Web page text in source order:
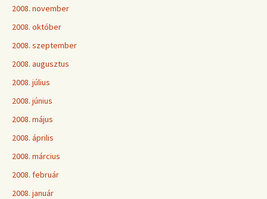
2008. november
2008. október
2008. szeptember
2008. augusztus
2008. július
2008. június
2008. május
2008. április
2008. március
2008. február
2008. január